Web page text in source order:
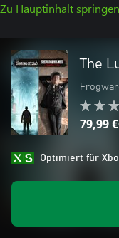
Zu Hauptinhalt springen
The
79,99
Optimiert für